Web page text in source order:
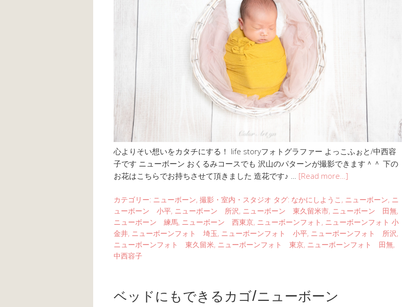
心よりそい想いをカタチにする！ life storyフォトグラファー よっこふぉと/中西容
子です ニューボーン おくるみコースでも 沢山のパターンが撮影できます＾＾ 下の
お花はこちらでお持ちさせて頂きました 造花です♪ … [Read more…]
カテゴリー: ニューボーン, 撮影・室内・スタジオ タグ: なかにしようこ , ニューボーン, ニ
ューボーン 小平, ニューボーン 所沢, ニューボーン 東久留米市, ニューボーン 田無,
ニューボーン 練馬, ニューボーン 西東京, ニューボーンフォト , ニューボーンフォト 小
金井, ニューボーンフォト 埼玉, ニューボーンフォト 小平, ニューボーンフォト 所沢,
ニューボーンフォト 東久留米, ニューボーンフォト 東京, ニューボーンフォト 田無,
中西容子
ベッドにもできるカゴ/ニューボーン